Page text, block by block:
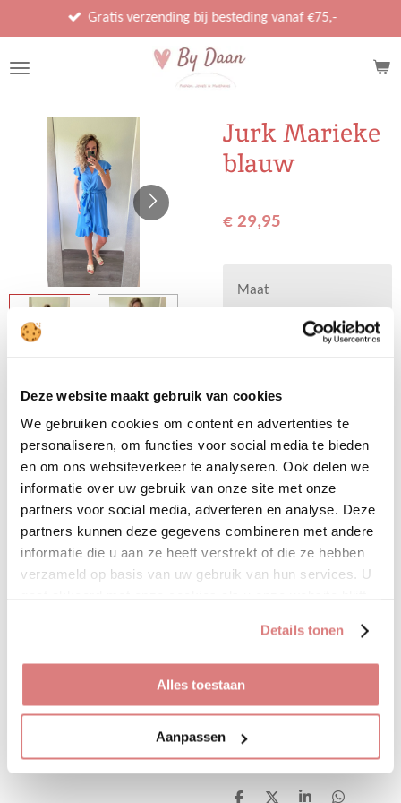
Deze website maakt gebruik van cookies
We gebruiken cookies om content en advertenties te
personaliseren, om functies voor social media te bieden
en om ons websiteverkeer te analyseren. Ook delen we
informatie over uw gebruik van onze site met onze
partners voor social media, adverteren en analyse. Deze
partners kunnen deze gegevens combineren met andere
informatie die u aan ze heeft verstrekt of die ze hebben
verzameld op basis van uw gebruik van hun services. U
Details tonen
Alles toestaan
Aanpassen
direct
naar
Gratis verzending bij besteding vanaf €75,-
Jurk Marieke
blauw
€ 29,95
Maat
Wat een mooie kleur blauw!
Dit heerlijke jurkje heeft een
overslag welke vast zit.
Daardoor makkelijk in
dragen! De jurk gaat in
de taille en een koord, welke
eventueel te verwijderen is.
De jurk valt op maat
•100% polyester